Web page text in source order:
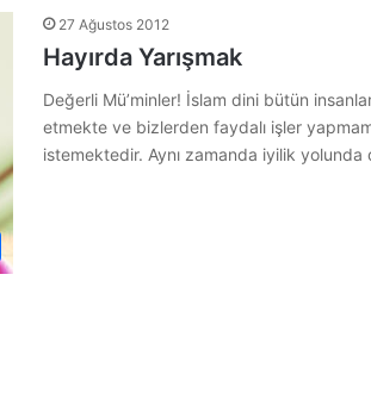
27 Ağustos 2012
Hayırda Yarışmak
Değerli Mü’minler! İslam dini bütün
etmekte ve bizlerden faydalı işler
istemektedir. Aynı zamanda iyilik yolunda